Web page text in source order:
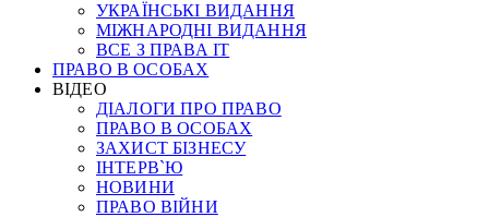
УКРАЇНСЬКІ ВИДАННЯ
МІЖНАРОДНІ ВИДАННЯ
ВСЕ З ПРАВА ІТ
ПРАВО В ОСОБАХ
ВІДЕО
ДІАЛОГИ ПРО ПРАВО
ПРАВО В ОСОБАХ
ЗАХИСТ БІЗНЕСУ
ІНТЕРВ`Ю
НОВИНИ
ПРАВО ВІЙНИ